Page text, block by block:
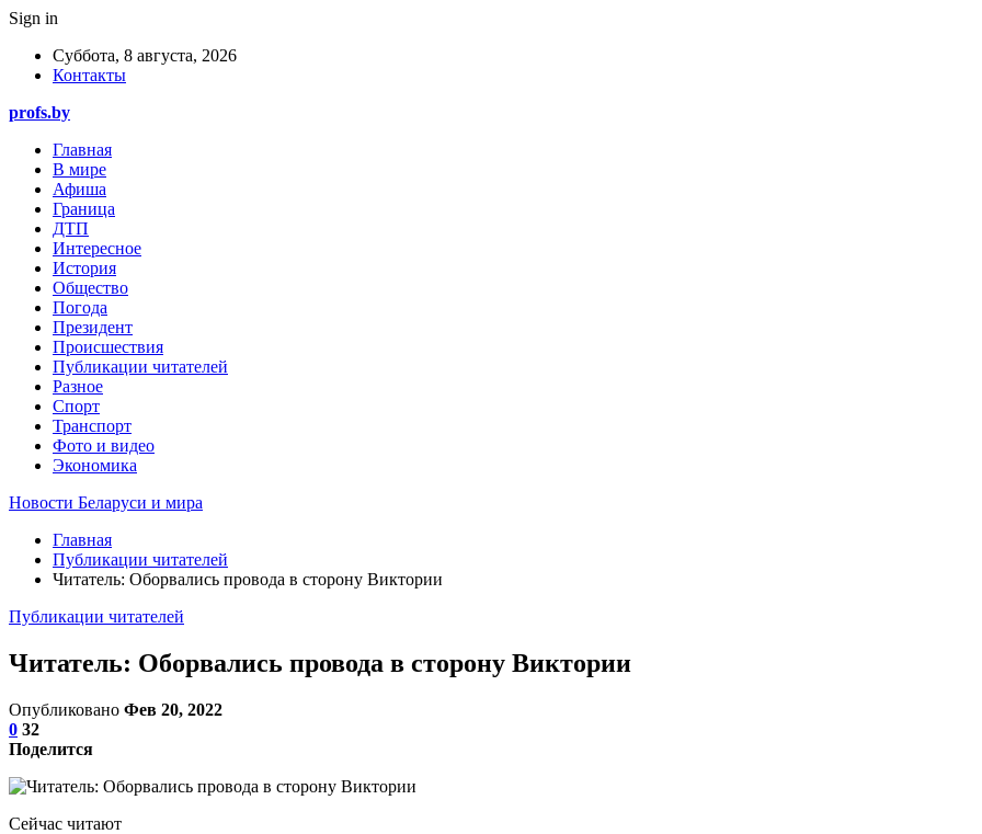
Sign in
Суббота, 8 августа, 2026
Контакты
profs.by
Главная
В мире
Афиша
Граница
ДТП
Интересное
История
Общество
Погода
Президент
Происшествия
Публикации читателей
Разное
Спорт
Транспорт
Фото и видео
Экономика
Новости Беларуси и мира
Главная
Публикации читателей
Читатель: Оборвались провода в сторону Виктории
Публикации читателей
Читатель: Оборвались провода в сторону Виктории
Опубликовано Фев 20, 2022
0 32
Поделится
Сейчас читают